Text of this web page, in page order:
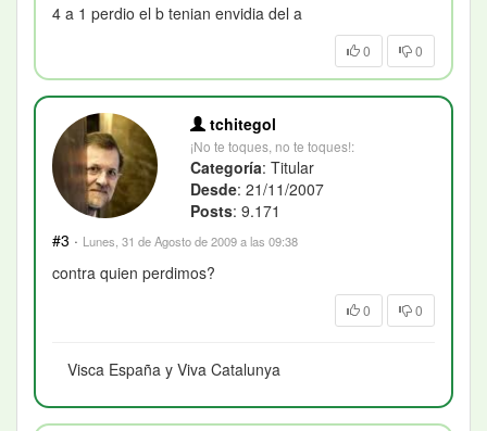
4 a 1 perdio el b tenian envidia del a
0 0
tchitegol
¡No te toques, no te toques!:
Categoría: Titular
Desde: 21/11/2007
Posts: 9.171
#3 · Lunes, 31 de Agosto de 2009 a las 09:38
contra quien perdimos?
0 0
Visca España y Viva Catalunya